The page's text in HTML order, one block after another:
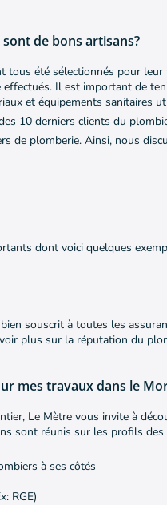
de bons artisans?
tous été sélectionnés pour
Il est important de
et équipements sanitaires
10 derniers clients du
de plomberie. Ainsi, nous
dont voici quelques
souscrit à toutes les
plus sur la réputation du
mes travaux dans le
Le Mètre vous invite à
sont réunis sur les profils
à ses côtés
RGE)